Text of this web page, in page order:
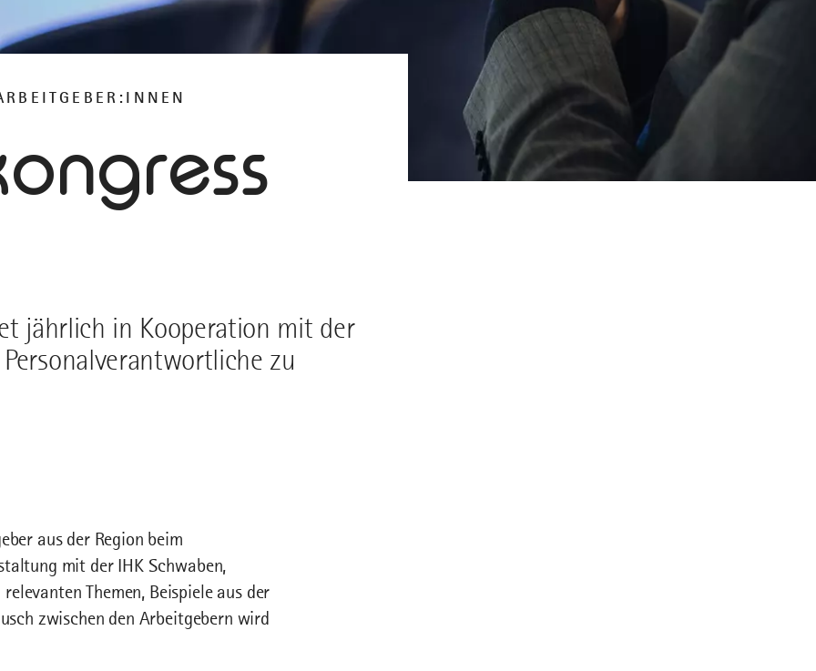
jährlich in Kooperation mit der
zu
aus der Region beim
mit der IHK Schwaben,
Themen, Beispiele aus der
zwischen den Arbeitgebern wird